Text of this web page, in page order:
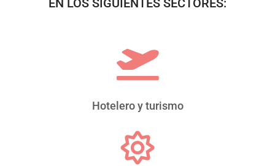
EN LOS SIGUIENTES SECTORES:

Hotelero y turismo
